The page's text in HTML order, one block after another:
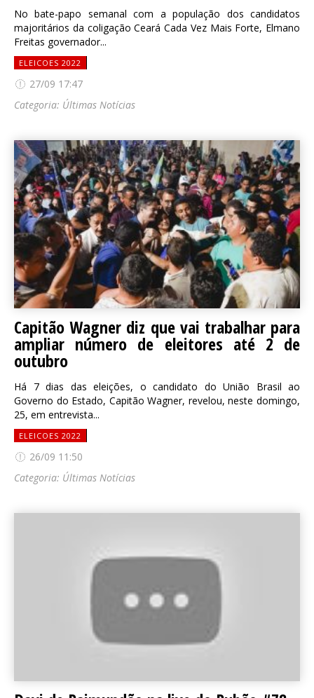
No bate-papo semanal com a população dos candidatos
majoritários da coligação Ceará Cada Vez Mais Forte, Elmano
Freitas governador...
ELEICOES 2022
27/09 17:47
Categoria: Últimas Notícias
Capitão Wagner diz que vai trabalhar para
ampliar número de eleitores até 2 de
outubro
Há 7 dias das eleições, o candidato do União Brasil ao
Governo do Estado, Capitão Wagner, revelou, neste domingo,
25, em entrevista...
ELEICOES 2022
26/09 11:50
Categoria: Últimas Notícias